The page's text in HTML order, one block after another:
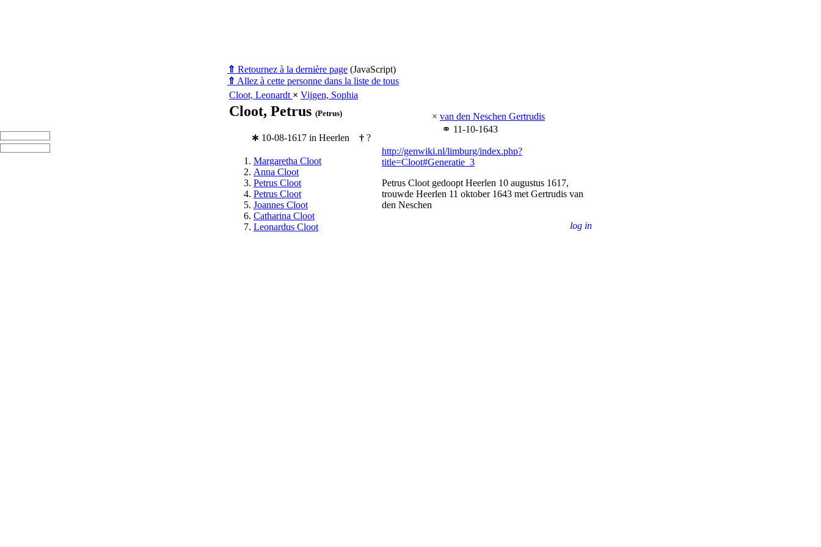
⇑ Retournez à la dernière page (JavaScript)
⇑ Allez à cette personne dans la liste de tous
Cloot, Leonardt × Vijgen, Sophia
Cloot, Petrus (Petrus)
∗ 10-08-1617 in Heerlen † ?
× van den Neschen Gertrudis
⚭ 11-10-1643
Margaretha Cloot
Anna Cloot
Petrus Cloot
Petrus Cloot
Joannes Cloot
Catharina Cloot
Leonardus Cloot
http://genwiki.nl/limburg/index.php?
title=Cloot#Generatie_3
Petrus Cloot gedoopt Heerlen 10 augustus 1617,
trouwde Heerlen 11 oktober 1643 met Gertrudis van
den Neschen
log in